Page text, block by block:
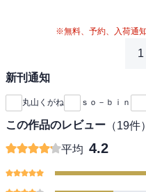
※無料、予約、入荷通
1
新刊通知
丸山くがね ｓｏ－ｂｉｎ
この作品のレビュー （19件）
平均 4.2